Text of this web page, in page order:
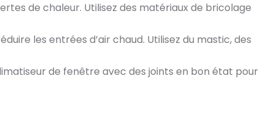
de chaleur. Utilisez des matériaux de bricolage
les entrées d’air chaud. Utilisez du mastic, des
de fenêtre avec des joints en bon état pour